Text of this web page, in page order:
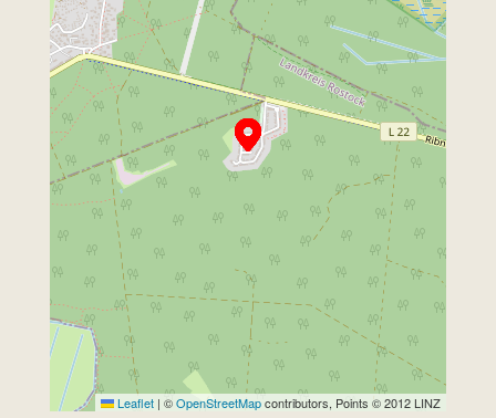
Leaflet | ©OpenStreetMapcontributors, Points © 2012 LINZ